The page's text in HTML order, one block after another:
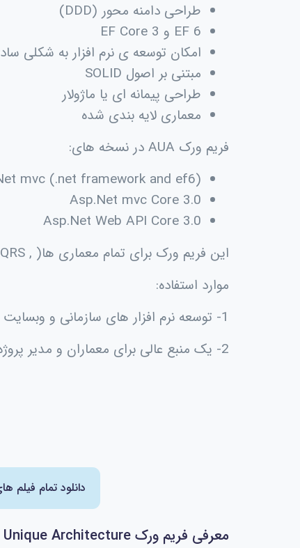
طراحی دامنه محور (DDD
)
EF 6 و EF Core 3
امکان توسعه ی نرم افزار به شکلی
مبتنی بر اصول SOLID
طراحی پیمانه ای یا ماژولار
معماری لایه بندی شده
فریم ورک AUA در نسخه های:
mvc (.net framework and ef6)
Asp.Net mvc Core 3.0
Asp.Net Web API Core 3.0
این فریم ورک برای تمام معماری ها( ,
موارد استفاده:
1- توسعه نرم افزار های سازمانی و وبسایت ها
2- یک منبع عالی برای معماران و مدیر پروژه ها
دانلود تمام فیلم
معرفی فریم ورک Asp.Net Unique Architecture